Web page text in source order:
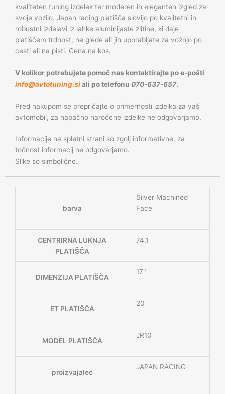
kvaliteten tuning izdelek ter moderen in eleganten izgled za
svoje vozilo. Japan racing platišča slovijo po kvalitetni in
robustni izdelavi iz lahke aluminijaste zlitine, ki daje
platiščem trdnost, ne glede ali jih uporabljate za vožnjo po
cesti ali na pisti. Cena na kos.
V kolikor potrebujete pomoč nas kontaktirajte po e-pošti
info@avtotuning.siali po telefonu 070-637-657.
Pred nakupom se prepričajte o primernosti izdelka za vaš
avtomobil, za napačno naročene izdelke ne odgovarjamo.
Informacije na spletni strani so zgolj informativne, za
točnost informacij ne odgovarjamo.
Slike so simbolične.
barva
Silver Machined
Face
CENTRIRNA LUKNJA
PLATIŠČA
74,1
DIMENZIJA PLATIŠČA
17"
ET PLATIŠČA
20
MODEL PLATIŠČA
JR10
proizvajalec
JAPAN RACING